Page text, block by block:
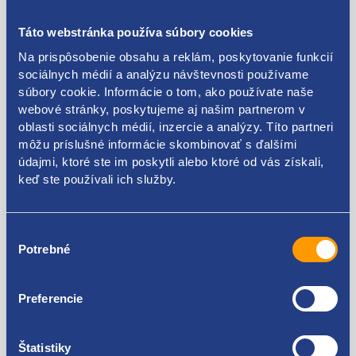
Táto webstránka používa súbory cookies
Na prispôsobenie obsahu a reklám, poskytovanie funkcií
sociálnych médií a analýzu návštevnosti používame
súbory cookie. Informácie o tom, ako používate naše
webové stránky, poskytujeme aj našim partnerom v
oblasti sociálnych médií, inzercie a analýzy. Títo partneri
môžu príslušné informácie skombinovať s ďalšími
údajmi, ktoré ste im poskytli alebo ktoré od vás získali,
keď ste používali ich služby.
súhlasu
Potrebné
Preferencie
Štatistiky
Popis produktu
škrtiaca klapka
pre motory - 1.1 8V, 1.2 8V
originálne číslo - 77363298
Použiteľné pre vozidlá